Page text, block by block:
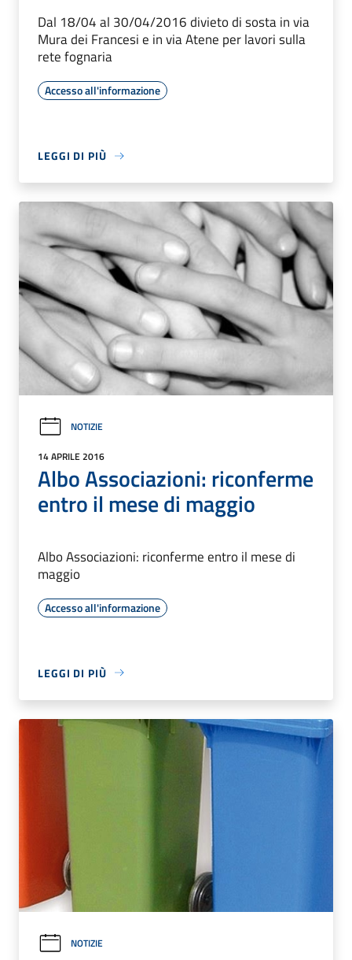
Dal 18/04 al 30/04/2016 divieto di sosta in via
Mura dei Francesi e in via Atene per lavori sulla
rete fognaria
Accesso all'informazione
LEGGI DI PIÙ
NOTIZIE
14 APRILE 2016
Albo Associazioni: riconferme
entro il mese di maggio
Albo Associazioni: riconferme entro il mese di
maggio
Accesso all'informazione
LEGGI DI PIÙ
NOTIZIE